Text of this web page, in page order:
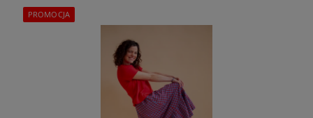
PROMOCJA